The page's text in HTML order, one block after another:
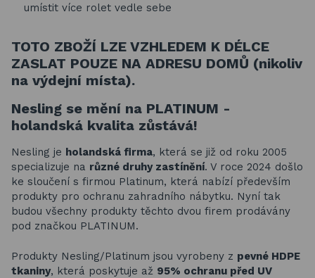
umístit více rolet vedle sebe
TOTO ZBOŽÍ LZE VZHLEDEM K DÉLCE
ZASLAT POUZE NA ADRESU DOMŮ (nikoliv
na výdejní místa).
Nesling se mění na PLATINUM -
holandská kvalita zůstává!
Nesling je holandská firma, která se již od roku 2005
specializuje na různé druhy zastínění. V roce 2024 došlo
ke sloučení s firmou Platinum, která nabízí především
produkty pro ochranu zahradního nábytku. Nyní tak
budou všechny produkty těchto dvou firem prodávány
pod značkou PLATINUM.
Produkty Nesling/Platinum jsou vyrobeny z pevné HDPE
tkaniny, která poskytuje až 95% ochranu před UV